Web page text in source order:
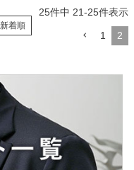
新着順
25件中 21-25件表示
1 2